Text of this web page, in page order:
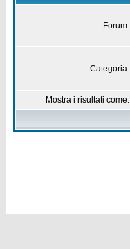
Forum:
Categoria:
Mostra i risultati come: